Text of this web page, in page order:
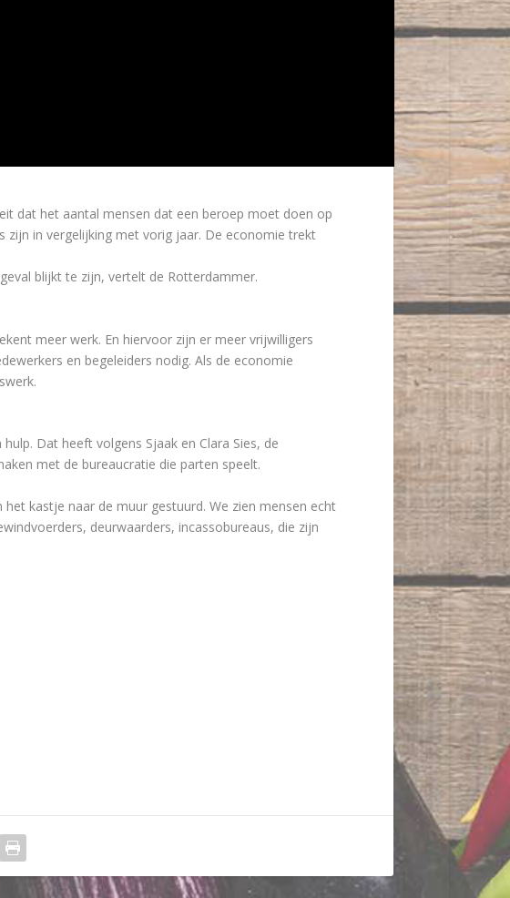
dat het aantal mensen dat een beroep moet doen op
zijn in vergelijking met vorig jaar. De economie trekt
blijkt te zijn, vertelt de Rotterdammer.
meer werk. En hiervoor zijn er meer vrijwilligers
en begeleiders nodig. Als de economie
Dat heeft volgens Sjaak en Clara Sies, de
met de bureaucratie die parten speelt.
kastje naar de muur gestuurd. We zien mensen echt
deurwaarders, incassobureaus, die zijn